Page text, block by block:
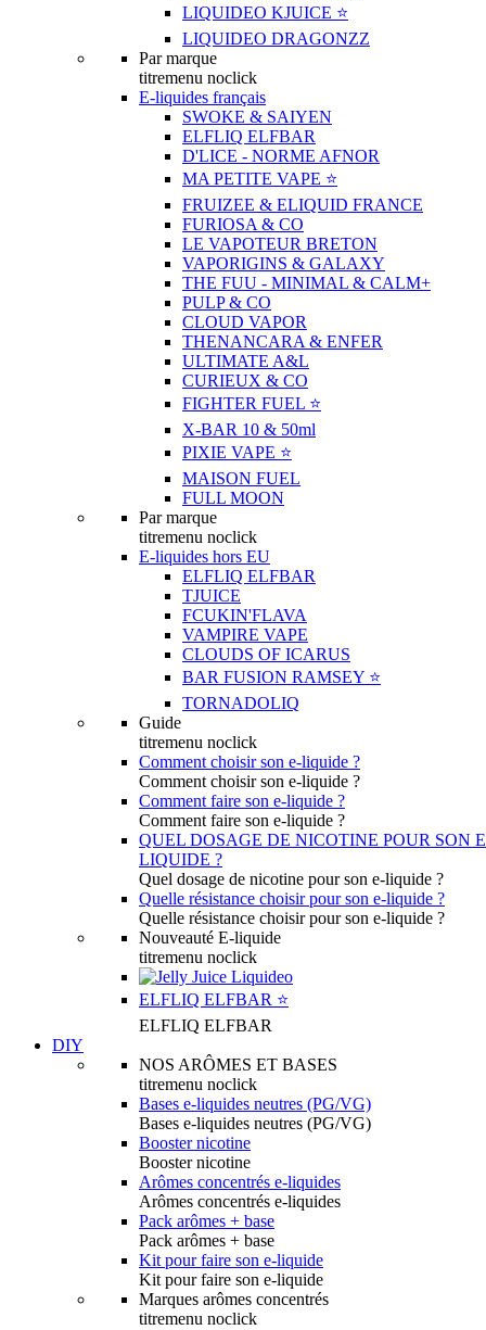
LIQUIDEO KJUICE ⭐️
LIQUIDEO DRAGONZZ
Par marque
titremenu noclick
E-liquides français
SWOKE & SAIYEN
ELFLIQ ELFBAR
D'LICE - NORME AFNOR
MA PETITE VAPE ⭐️
FRUIZEE & ELIQUID FRANCE
FURIOSA & CO
LE VAPOTEUR BRETON
VAPORIGINS & GALAXY
THE FUU - MINIMAL & CALM+
PULP & CO
CLOUD VAPOR
THENANCARA & ENFER
ULTIMATE A&L
CURIEUX & CO
FIGHTER FUEL ⭐️
X-BAR 10 & 50ml
PIXIE VAPE ⭐️
MAISON FUEL
FULL MOON
Par marque
titremenu noclick
E-liquides hors EU
ELFLIQ ELFBAR
TJUICE
FCUKIN'FLAVA
VAMPIRE VAPE
CLOUDS OF ICARUS
BAR FUSION RAMSEY ⭐️
TORNADOLIQ
Guide
titremenu noclick
Comment choisir son e-liquide ?
Comment choisir son e-liquide ?
Comment faire son e-liquide ?
Comment faire son e-liquide ?
QUEL DOSAGE DE NICOTINE POUR SON
LIQUIDE ?
Quel dosage de nicotine pour son e-liquide ?
Quelle résistance choisir pour son e-liquide ?
Quelle résistance choisir pour son e-liquide ?
Nouveauté E-liquide
titremenu noclick
ELFLIQ ELFBAR ⭐️
ELFLIQ ELFBAR
DIY
NOS ARÔMES ET BASES
titremenu noclick
Bases e-liquides neutres (PG/VG)
Bases e-liquides neutres (PG/VG)
Booster nicotine
Booster nicotine
Arômes concentrés e-liquides
Arômes concentrés e-liquides
Pack arômes + base
Pack arômes + base
Kit pour faire son e-liquide
Kit pour faire son e-liquide
Marques arômes concentrés
titremenu noclick